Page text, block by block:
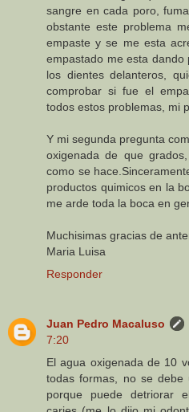
sangre en cada poro,
obstante este problema
empaste y se me esta
empastado me esta dando
los dientes delanteros,
comprobar si fue el
todos estos problemas, mi
Y mi segunda pregunta
oxigenada de que
como se
productos quimicos en la
me arde toda la boca en
Muchisimas gracias de
Maria Luisa
Responder
Juan Pedro Macaluso
7:20
El agua oxigenada de 10
todas formas, no se debe
porque puede detriorar